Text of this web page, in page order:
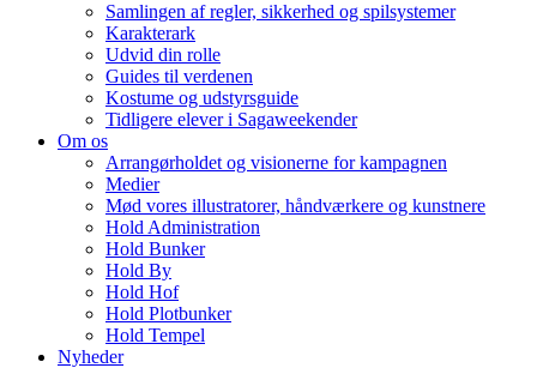
Samlingen af regler, sikkerhed og spilsystemer
Karakterark
Udvid din rolle
Guides til verdenen
Kostume og udstyrsguide
Tidligere elever i Sagaweekender
Om os
Arrangørholdet og visionerne for kampagnen
Medier
Mød vores illustratorer, håndværkere og kunstnere
Hold Administration
Hold Bunker
Hold By
Hold Hof
Hold Plotbunker
Hold Tempel
Nyheder